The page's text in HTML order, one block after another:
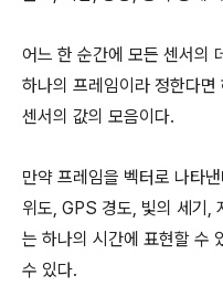
어느 한 순간에 모든 센서의
하나의 프레임이라 정한다
센서의 값의 모음이다.
만약 프레임을 벡터로 나타
위도, GPS 경도, 빛의 세기,
는 하나의 시간에 표현할 수
수 있다.